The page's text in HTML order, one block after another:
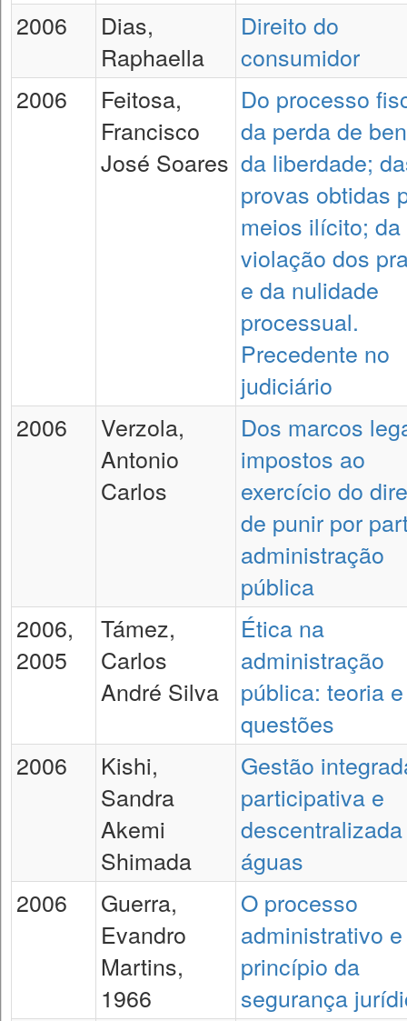
2006
Dias,
Raphaella
Direito do
consumidor
2006
Feitosa,
Francisco
José Soares
Do processo
da perda de
da liberdade;
provas obtidas
meios ilícito; da
violação dos
e da nulidade
processual.
Precedente no
judiciário
2006
Verzola,
Antonio
Carlos
Dos marcos
impostos ao
exercício do
de punir por
administração
pública
2006,
2005
Támez,
Carlos
André Silva
Ética na
administração
pública: teoria e
questões
2006
Kishi,
Sandra
Akemi
Shimada
Gestão
participativa e
águas
2006
Guerra,
Evandro
Martins,
1966
O processo
administrativo
princípio da
segurança